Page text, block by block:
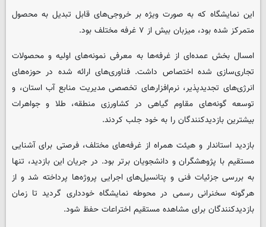
این نمایشگاه که به صورت ویژه بر خروجی‌های قابل تبدیل به محصول
متمرکز شده بود، میزبان بیش از ۷ غرفه مختلف بود.
امسال بخش عمده‌ای از غرفه‌ها به معرفی نمونه‌های اولیه و محصولات
تجاری‌سازی شده اختصاص داشت. فناوری‌های ارائه شده در حوزه‌های
انرژی‌های تجدیدپذیر، نرم‌افزارهای تخصصی مدیریت منابع آب استان، و
توسعه گونه‌های مقاوم گیاهی در کشاورزی منطقه، طلا و جواهرات
بیشترین بازدیدکنندگان را به خود جلب کردند.
بازدید استاندار و هیئت همراه از غرفه‌های مختلف، فرصتی برای آشنایی
مستقیم با پژوهشگران و دانشجویان برتر بود. در جریان این بازدید، تنها
به بررسی جزئیات فنی و پتانسیل‌های اجرایی پروژه‌ها پرداخته شد و از
هرگونه سخنرانی رسمی در محوطه نمایشگاه خودداری گردید تا زمان
بازدیدکنندگان برای مشاهده مستقیم اختراعات حفظ شود.